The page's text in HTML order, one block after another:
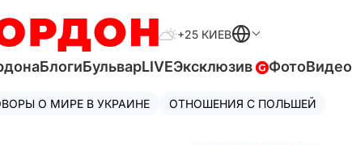
+25 КИЕВ
БлогиБульварLIVEЭксклюзив ФотоВидео
О МИРЕ В УКРАИНЕ ОТНОШЕНИЯ С ПОЛЬШЕЙ